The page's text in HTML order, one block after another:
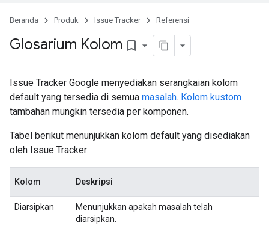
Beranda Produk Issue Tracker Referensi
Glosarium Kolom bookmark_border
Issue Tracker Google menyediakan serangkaian kolom
default yang tersedia di semua masalah. Kolom kustom
tambahan mungkin tersedia per komponen.
Tabel berikut menunjukkan kolom default yang disediakan
oleh Issue Tracker:
Kolom Deskripsi
Diarsipkan
Menunjukkan apakah masalah telah
diarsipkan.